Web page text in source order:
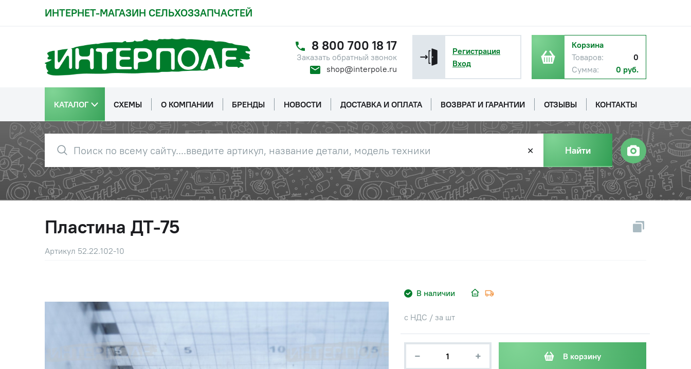
ИНТЕРНЕТ-МАГАЗИН СЕЛЬХОЗЗАПЧАСТЕЙ
8 800 700 18 17
Заказать обратный звонок
shop@interpole.ru
Регистрация
Вход
Корзина
Товаров:
0
Сумма:
0 руб.
КАТАЛОГ СХЕМЫ О КОМПАНИИ БРЕНДЫ НОВОСТИ ДОСТАВКА И ОПЛАТА ВОЗВРАТ И ГАРАНТИИ ОТЗЫВЫ КОНТАКТЫ
✕ Найти
Пластина ДТ-75
Артикул 52.22.102-10
В наличии
с НДС / за шт
− + В корзину